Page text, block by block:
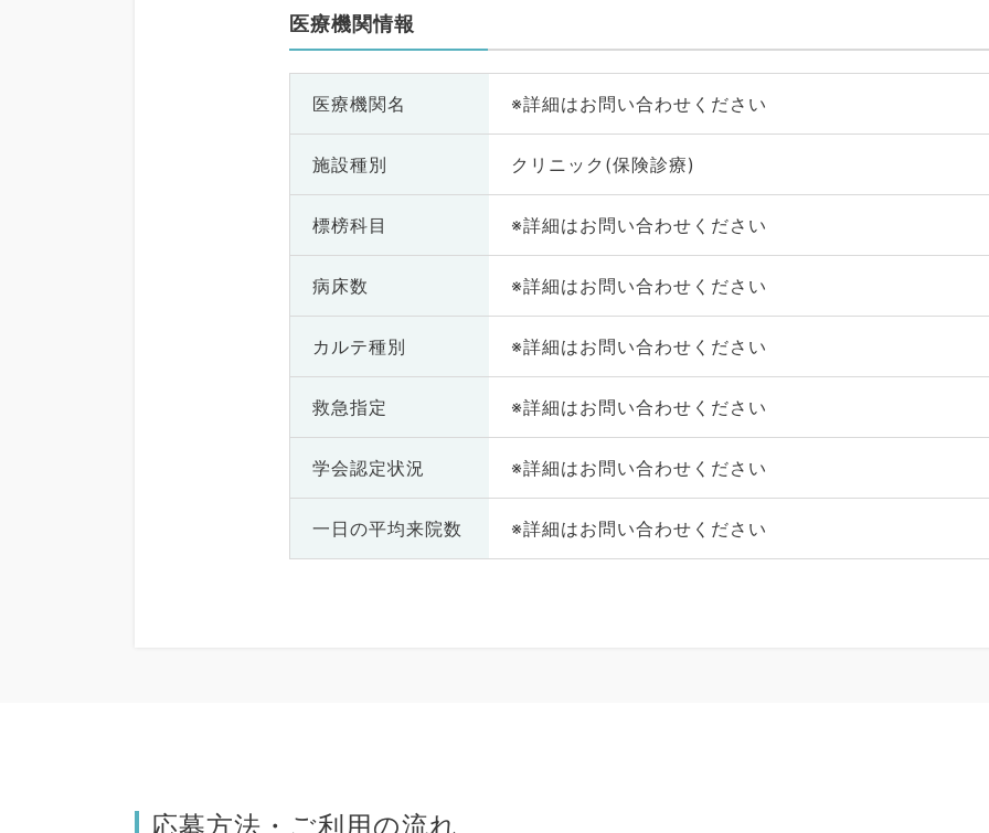
医療機関情報
医療機関名 ※詳細はお問い合わせください
施設種別 クリニック(保険診療)
標榜科目 ※詳細はお問い合わせください
病床数 ※詳細はお問い合わせください
カルテ種別 ※詳細はお問い合わせください
救急指定 ※詳細はお問い合わせください
学会認定状況 ※詳細はお問い合わせください
一日の平均来院数 ※詳細はお問い合わせください
応募方法・ご利用の流れ